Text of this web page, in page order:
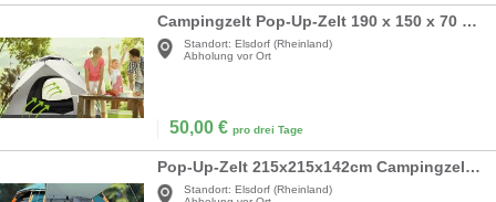
Campingzelt Pop-Up-Zelt 190 x 150 x 70 cm Zelt 2-3 Personen Wasser- und Winddichtes Campingzelt
Standort: Elsdorf (Rheinland)
Abholung vor Ort
50,00 € pro drei Tage
Pop-Up-Zelt 215x215x142cm Campingzelte 3–4 Personen Sonnenschutz schnell Kuppelzelt Campingzelt
Standort: Elsdorf (Rheinland)